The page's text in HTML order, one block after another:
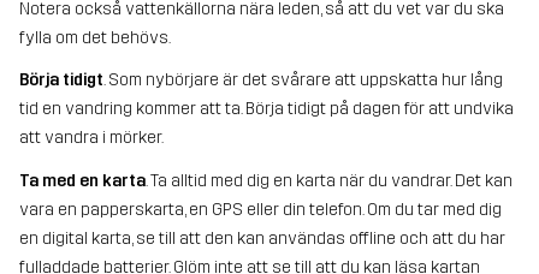
Notera också vattenkällorna nära leden, så att du vet var du ska
fylla om det behövs.
Börja tidigt. Som nybörjare är det svårare att uppskatta hur lång
tid en vandring kommer att ta. Börja tidigt på dagen för att undvika
att vandra i mörker.
Ta med en karta. Ta alltid med dig en karta när du vandrar. Det kan
vara en papperskarta, en GPS eller din telefon. Om du tar med dig
en digital karta, se till att den kan användas offline och att du har
fulladdade batterier. Glöm inte att se till att du kan läsa kartan